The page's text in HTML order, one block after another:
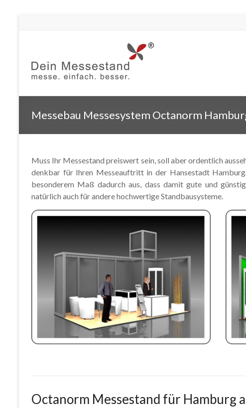
Messebau Messesystem Octanorm
Muss Ihr Messestand preiswert sein, soll aber ordentlich
denkbar für Ihren Messeauftritt in der Hansestadt
besonderem Maß dadurch aus, dass damit gute und
natürlich auch für andere hochwertige Standbausysteme.
Octanorm Messestand für Hamburg